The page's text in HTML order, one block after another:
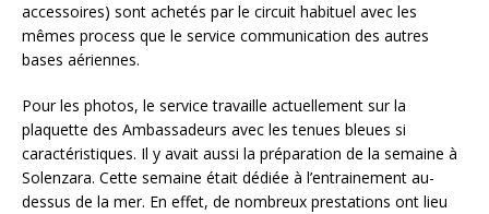
accessoires) sont achetés par le circuit habituel avec les
mêmes process que le service communication des autres
bases aériennes.
Pour les photos, le service travaille actuellement sur la
plaquette des Ambassadeurs avec les tenues bleues si
caractéristiques. Il y avait aussi la préparation de la semaine à
Solenzara. Cette semaine était dédiée à l’entrainement au-
dessus de la mer. En effet, de nombreux prestations ont lieu